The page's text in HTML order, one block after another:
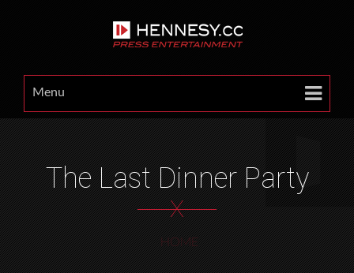
Menu
The Last Dinner Party
X
HOME